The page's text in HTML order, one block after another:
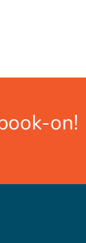
on!